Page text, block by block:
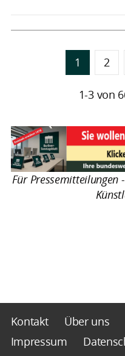
1 2
1-3 von
Für Pressemitteilungen
Kontakt Über uns
Impressum